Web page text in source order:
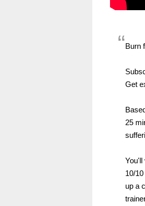
Burn
Get
25
You'll
10/
up a